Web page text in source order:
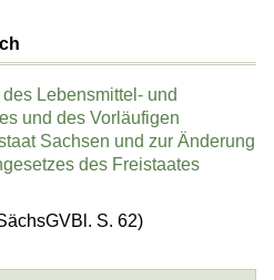
Lebensmittel- und
und des Vorläufigen
Sachsen und zur Änderung
des Freistaates
S. 62)